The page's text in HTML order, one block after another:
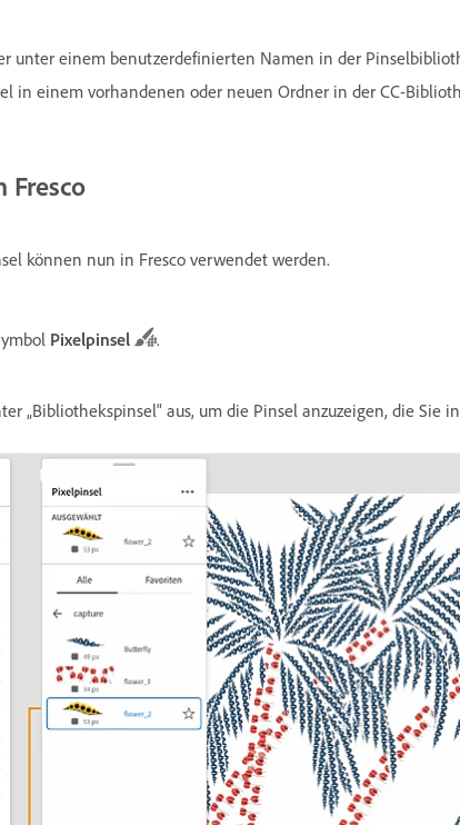
unter einem benutzerdefinierten Namen in der
in einem vorhandenen oder neuen Ordner in der CC-
Fresco
können nun in Fresco verwendet werden.
Pixelpinsel .
„Bibliothekspinsel“ aus, um die Pinsel anzuzeigen, die Sie